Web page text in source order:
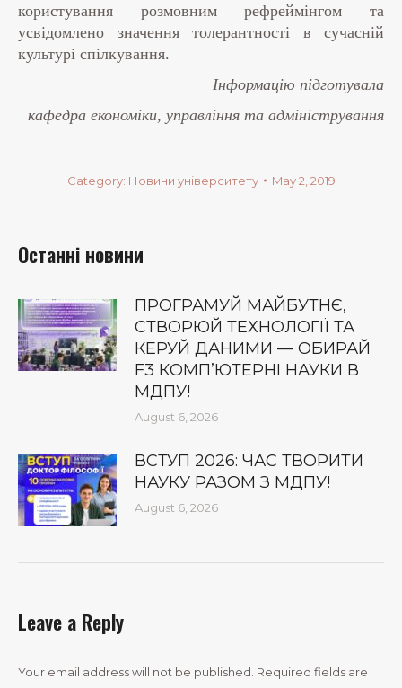
користування розмовним рефреймінгом та
усвідомлено значення толерантності в сучасній
культурі спілкування.
Інформацію підготувала
кафедра економіки, управління та адміністрування
Category: Новини університету May 2, 2019
Останні новини
ПРОГРАМУЙ МАЙБУТНЄ,
СТВОРЮЙ ТЕХНОЛОГІЇ ТА
КЕРУЙ ДАНИМИ — ОБИРАЙ
F3 КОМП’ЮТЕРНІ НАУКИ В
МДПУ!
August 6, 2026
ВСТУП 2026: ЧАС ТВОРИТИ
НАУКУ РАЗОМ З МДПУ!
August 6, 2026
Leave a Reply
Your email address will not be published. Required fields are